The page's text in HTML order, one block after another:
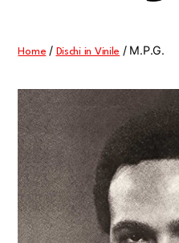
Home / Dischi in Vinile / M.P.G.